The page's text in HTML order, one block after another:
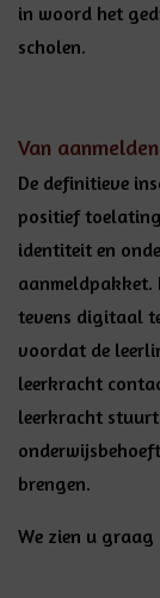
in woord het
scholen.
Van
De definitieve
positief
identiteit en
aanmeldpakket.
tevens digitaal
voordat de
leerkracht
leerkracht stuurt
brengen.
We zien u